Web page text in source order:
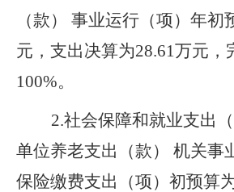
（款） 事业运行（项）年初
元，支出决算为28.61万元，
100%。
2.社会保障和就业支出
单位养老支出（款） 机关事
保险缴费支出（项）初预算